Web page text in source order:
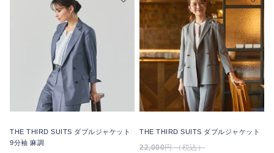
THE THIRD SUITS ダブルジャケット
9分袖 麻調
THE THIRD SUITS ダブルジャケット
22,000円 （税込）